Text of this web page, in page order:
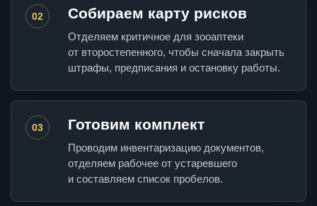
02 Собираем карту рисков
Отделяем критичное для зооаптеки
от второстепенного, чтобы сначала закрыть
штрафы, предписания и остановку работы.
03 Готовим комплект
Проводим инвентаризацию документов,
отделяем рабочее от устаревшего
и составляем список пробелов.